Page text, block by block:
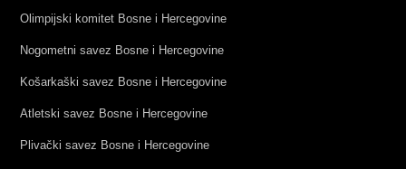
Olimpijski komitet Bosne i Hercegovine
Nogometni savez Bosne i Hercegovine
Košarkaški savez Bosne i Hercegovine
Atletski savez Bosne i Hercegovine
Plivački savez Bosne i Hercegovine